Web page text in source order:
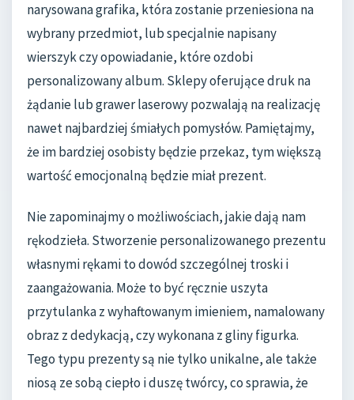
narysowana grafika, która zostanie przeniesiona na
wybrany przedmiot, lub specjalnie napisany
wierszyk czy opowiadanie, które ozdobi
personalizowany album. Sklepy oferujące druk na
żądanie lub grawer laserowy pozwalają na realizację
nawet najbardziej śmiałych pomysłów. Pamiętajmy,
że im bardziej osobisty będzie przekaz, tym większą
wartość emocjonalną będzie miał prezent.
Nie zapominajmy o możliwościach, jakie dają nam
rękodzieła. Stworzenie personalizowanego prezentu
własnymi rękami to dowód szczególnej troski i
zaangażowania. Może to być ręcznie uszyta
przytulanka z wyhaftowanym imieniem, namalowany
obraz z dedykacją, czy wykonana z gliny figurka.
Tego typu prezenty są nie tylko unikalne, ale także
niosą ze sobą ciepło i duszę twórcy, co sprawia, że